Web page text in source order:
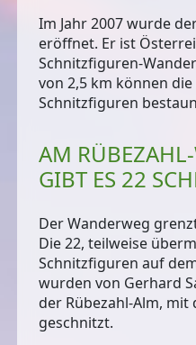
Im Jahr 2007 wurde
eröffnet. Er ist
Schnitzfiguren-
von 2,5 km können
Schnitzfiguren
AM
GIBT ES 22
Der Wanderweg
Die 22, teilweise
Schnitzfiguren auf
wurden von Gerhard
der Rübezahl-Alm, mit
geschnitzt.